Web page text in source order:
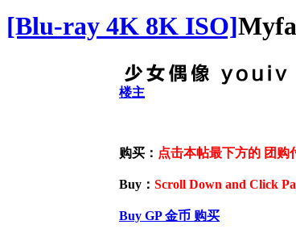
[Blu-ray 4K 8K ISO]
楼主
购买： 点击本帖最下方的 团
Buy： Scroll Down and Click
Buy GP 金币 购买